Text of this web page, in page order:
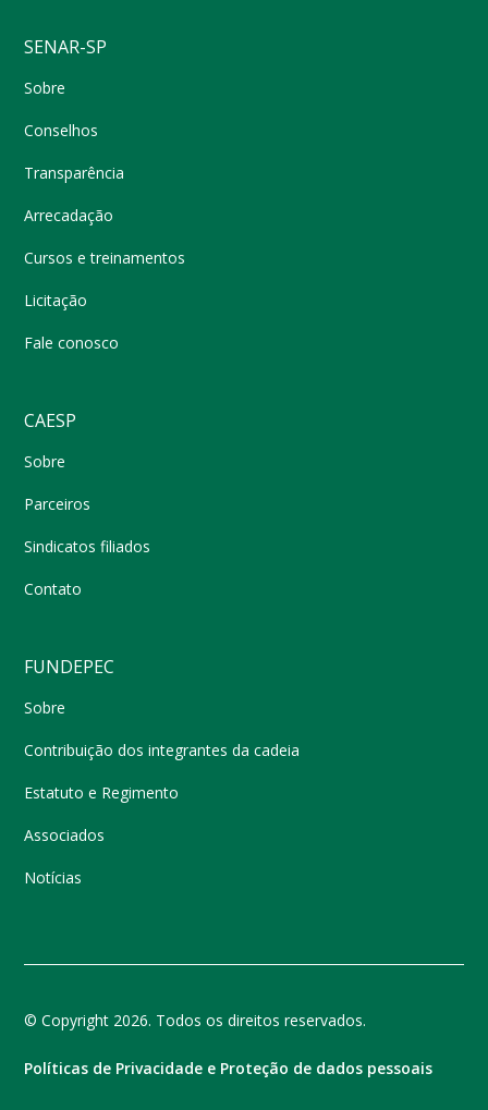
SENAR-SP
Sobre
Conselhos
Transparência
Arrecadação
Cursos e treinamentos
Licitação
Fale conosco
CAESP
Sobre
Parceiros
Sindicatos filiados
Contato
FUNDEPEC
Sobre
Contribuição dos integrantes da cadeia
Estatuto e Regimento
Associados
Notícias
© Copyright 2026. Todos os direitos reservados.
Políticas de Privacidade e Proteção de dados pessoais